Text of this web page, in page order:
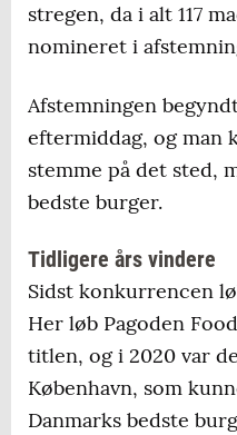
stregen, da i alt 117
nomineret i
Afstemningen
eftermiddag, og man
stemme på det sted,
bedste burger.
Tidligere års vindere
Sidst konkurrencen
Her løb Pagoden
titlen, og i 2020 var
København, som
Danmarks bedste